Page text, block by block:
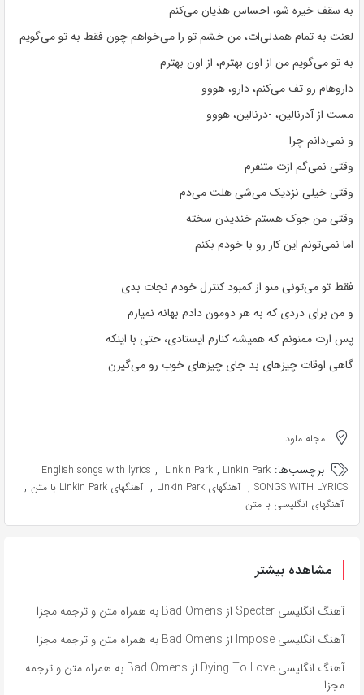
به سقف خیره شو، احساس هذیان می‌کنم
لعنت به تمام همدلی‌ات، من خشم تو را می‌خواهم چون فقط به تو می‌گویم
به تو می‌گویم من از اون بهترم، از اون بهترم
داروهام رو تف می‌کنم، دارو، هووو
مست از آدرنالین، -درنالین، هووو
و نمی‌دانم چرا
وقتی نمی‌گم ازت متنفرم
وقتی خیلی نزدیک می‌شی هلت می‌دم
وقتی من جوک هستم خندیدن سخته
اما نمی‌تونم این کار رو با خودم بکنم
فقط تو می‌تونی منو از کمبود کنترل خودم نجات بدی
و من برای دردی که به هر دومون دادم بهانه نمیارم
پس ازت ممنونم که همیشه کنارم ایستادی، حتی با اینکه
گاهی اوقات چیزهای بد جای چیزهای خوب رو می‌گیرن
مجله ملود
برچسب‌ها: English songs with lyrics , Linkin Park , Linkin Park
SONGS WITH LYRICS
, آهنگهای Linkin Park , آهنگهای Linkin Park با متن ,
آهنگهای انگلیسی با متن
مشاهده بیشتر
آهنگ انگلیسی Specter از Bad Omens به همراه متن و ترجمه مجزا
آهنگ انگلیسی Impose از Bad Omens به همراه متن و ترجمه مجزا
آهنگ انگلیسی Dying To Love از Bad Omens به همراه متن و ترجمه
مجزا